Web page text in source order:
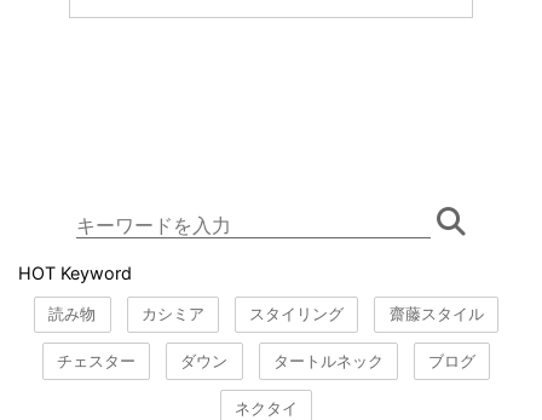
HOT Keyword
読み物 カシミア スタイリング 齋藤スタイル
チェスター ダウン タートルネック ブログ
ネクタイ